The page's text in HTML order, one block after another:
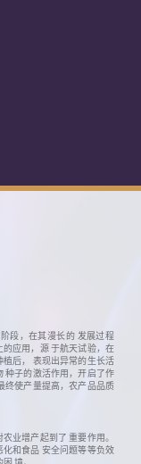
段，在其漫长的 发展过程
应用，源 于航天试验，在
后， 表现出异常的生长活
种子的激活作用，开启了作
终使产量提高，农产品品质
业增产起到了 重要作用。
和食品 安全问题等等负效